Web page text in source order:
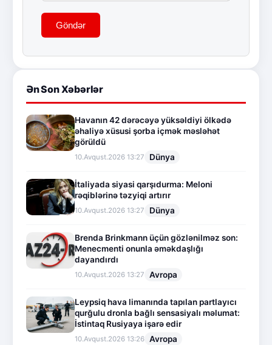
Göndər
Ən Son Xəbərlər
Havanın 42 dərəcəyə yüksəldiyi ölkədə
əhaliyə xüsusi şorba içmək məsləhət
görüldü
10.Avqust.2026 13:27 Dünya
İtaliyada siyasi qarşıdurma: Meloni
rəqiblərinə təzyiqi artırır
10.Avqust.2026 13:27 Dünya
Brenda Brinkmann üçün gözlənilməz son:
Menecmenti onunla əməkdaşlığı
dayandırdı
10.Avqust.2026 13:27 Avropa
Leypsiq hava limanında tapılan partlayıcı
qurğulu dronla bağlı sensasiyalı məlumat:
İstintaq Rusiyaya işarə edir
10.Avqust.2026 13:26 Avropa